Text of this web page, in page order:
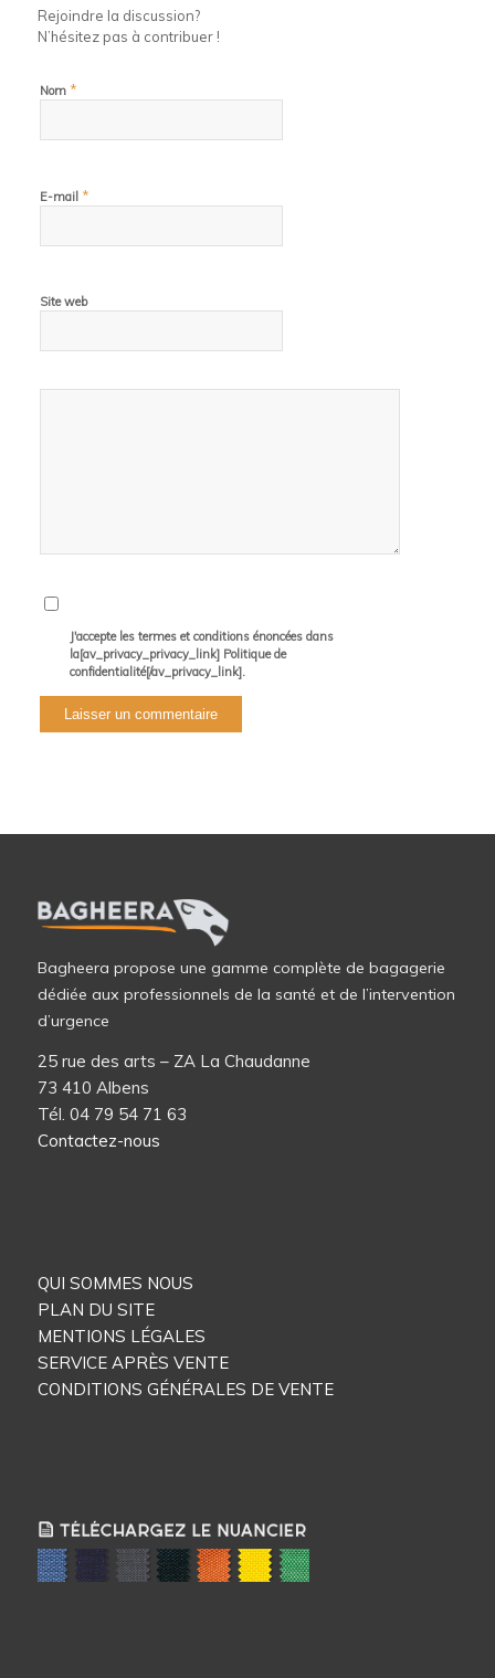
Rejoindre la discussion?
N’hésitez pas à contribuer !
Nom *
E-mail *
Site web
J'accepte les termes et conditions énoncées dans
la[av_privacy_privacy_link] Politique de
confidentialité[/av_privacy_link].
Bagheera propose une gamme complète de bagagerie
dédiée aux professionnels de la santé et de l’intervention
d’urgence
25 rue des arts – ZA La Chaudanne
73 410 Albens
Tél. 04 79 54 71 63
Contactez-nous
QUI SOMMES NOUS
PLAN DU SITE
MENTIONS LÉGALES
SERVICE APRÈS VENTE
CONDITIONS GÉNÉRALES DE VENTE